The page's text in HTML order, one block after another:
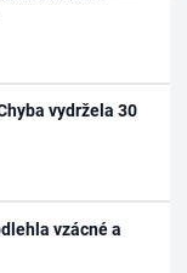
vydržela 30
vzácné a